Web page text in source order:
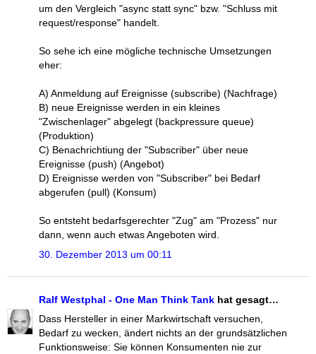
um den Vergleich "async statt sync" bzw. "Schluss mit
request/response" handelt.
So sehe ich eine mögliche technische Umsetzungen
eher:
A) Anmeldung auf Ereignisse (subscribe) (Nachfrage)
B) neue Ereignisse werden in ein kleines
"Zwischenlager" abgelegt (backpressure queue)
(Produktion)
C) Benachrichtiung der "Subscriber" über neue
Ereignisse (push) (Angebot)
D) Ereignisse werden von "Subscriber" bei Bedarf
abgerufen (pull) (Konsum)
So entsteht bedarfsgerechter "Zug" am "Prozess" nur
dann, wenn auch etwas Angeboten wird.
30. Dezember 2013 um 00:11
Ralf Westphal - One Man Think Tank hat gesagt…
Dass Hersteller in einer Markwirtschaft versuchen,
Bedarf zu wecken, ändert nichts an der grundsätzlichen
Funktionsweise: Sie können Konsumenten nie zur